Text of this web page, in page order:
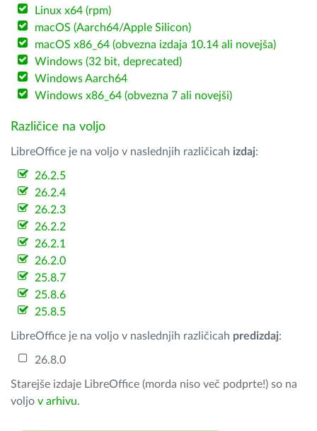
Linux x64 (rpm)
macOS (Aarch64/Apple Silicon)
macOS x86_64 (obvezna izdaja 10.14 ali novejša)
Windows (32 bit, deprecated)
Windows Aarch64
Windows x86_64 (obvezna 7 ali novejši)
Različice na voljo
LibreOffice je na voljo v naslednjih različicah izdaj:
26.2.5
26.2.4
26.2.3
26.2.2
26.2.1
26.2.0
25.8.7
25.8.6
25.8.5
LibreOffice je na voljo v naslednjih različicah predizdaj:
26.8.0
Starejše izdaje LibreOffice (morda niso več podprte!) so na
voljo v arhivu.